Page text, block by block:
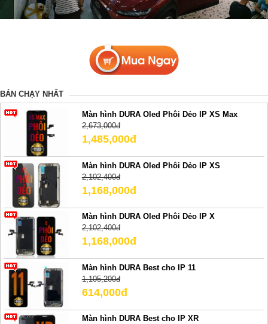
BÁN CHẠY NHẤT
Màn hình DURA Oled Phôi Dẻo IP XS Max
2,673,000đ
1,485,000đ
Màn hình DURA Oled Phôi Dẻo IP XS
2,102,400đ
1,168,000đ
Màn hình DURA Oled Phôi Dẻo IP X
2,102,400đ
1,168,000đ
Màn hình DURA Best cho IP 11
1,105,200đ
614,000đ
Màn hình DURA Best cho IP XR